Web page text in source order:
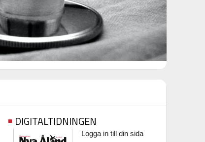
DIGITALTIDNINGEN
Logga in till din sida